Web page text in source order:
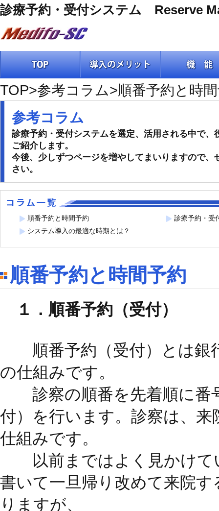
診療予約・受付システム Reserve
TOP>参考コラム>順番予約と時
参考コラム
診療予約・受付システムを選定、活用される中で、
ご紹介します。
今後、少しずつページを増やしてまいりますので、
さい。
順番予約と時間予約
診療予約・受
システム導入の最適な時期とは？
順番予約と時間予約
１．順番予約（受付）
順番予約（受付）とは銀
の仕組みです。
診察の順番を先着順に番
付）を行います。診察は、
仕組みです。
以前まではよく見かけて
書いて一旦帰り改めて来院
りますが、